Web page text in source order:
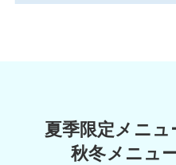
夏季限定メニュ
秋冬メニュ